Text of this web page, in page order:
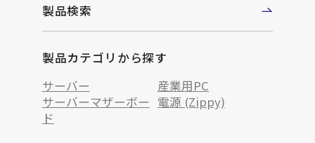
製品検索
製品カテゴリから探す
サーバー
産業用PC
サーバーマザーボー
ド
電源 (Zippy)